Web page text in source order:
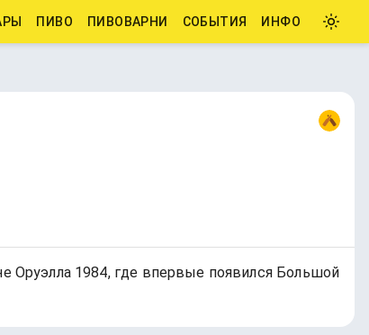
ПИВО ПИВОВАРНИ СОБЫТИЯ ИНФО
Оруэлла 1984, где впервые появился Большой